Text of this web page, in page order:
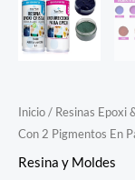
Inicio/ Resinas Epoxi
Con 2 Pigmentos En
Resina y Moldes